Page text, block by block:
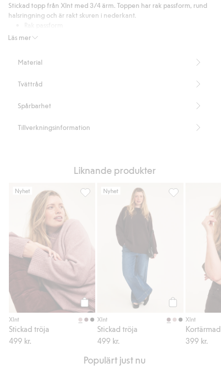
high
Läs mer
Stickad topp från Xlnt med 3/4 ärm. Toppen har rak passform, rund
halsringning och är rakt skuren i nederkant.
Rund halsringning
Artikelnummer
Material
Tvättråd
Spårbarhet
Tillverkningsinformation
Liknande produkter
Nyhet
Köp
Xlnt
Stickad tröja
499 kr.
Stickad tröja, Lägg till i favoriter
Nyhet
Xlnt
Stickad tröja
499 kr.
Stickad tröja,
Xlnt
399 kr.
Populärt just nu